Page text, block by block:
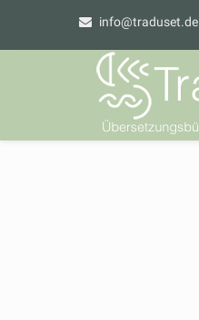
info@traduset.de